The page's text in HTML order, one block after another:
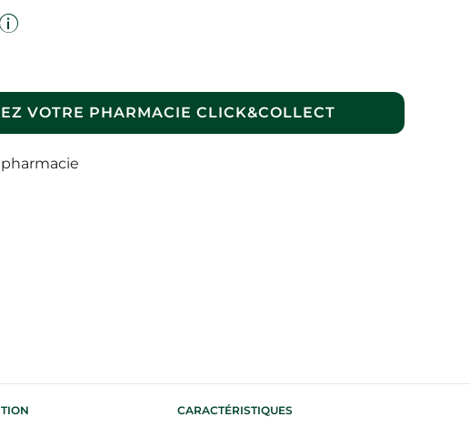
VOTRE PHARMACIE CLICK&COLLECT
CARACTÉRISTIQUES